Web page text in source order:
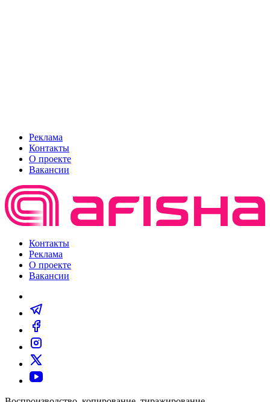
Реклама
Контакты
О проекте
Вакансии
Контакты
Реклама
О проекте
Вакансии